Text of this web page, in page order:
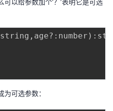
以给参数加个‘？’表明它是可选
可选参数：